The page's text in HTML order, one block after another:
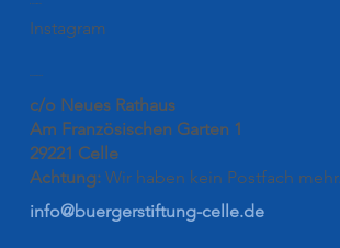
Kontakt
c/o Neues Rathaus
Am Französischen Garten 1
29221 Celle
Achtung: Wir haben kein Postfach mehr.
info@buergerstiftung-celle.de
Folgen
Instagram